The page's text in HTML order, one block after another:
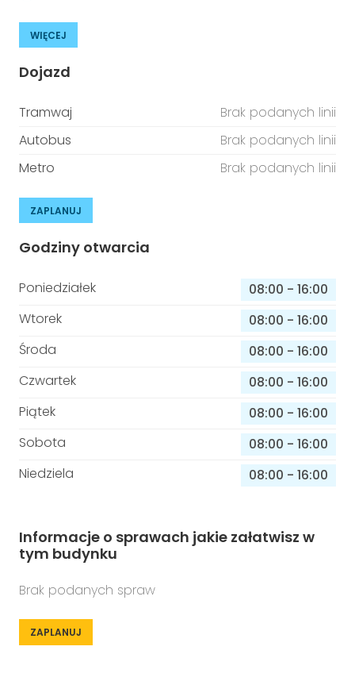
WIĘCEJ
Dojazd
Tramwaj
Brak podanych linii
Autobus
Brak podanych linii
Metro
Brak podanych linii
ZAPLANUJ
Godziny otwarcia
Poniedziałek 08:00 - 16:00
Wtorek
08:00 - 16:00
Środa
08:00 - 16:00
Czwartek
08:00 - 16:00
Piątek
08:00 - 16:00
Sobota
08:00 - 16:00
Niedziela
08:00 - 16:00
Informacje o sprawach jakie załatwisz w
tym budynku
Brak podanych spraw
ZAPLANUJ